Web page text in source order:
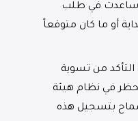
ساعدت في طلب
أو ما كان متوقعاً
من تسوية
في نظام هيئة
بتسجيل هذه